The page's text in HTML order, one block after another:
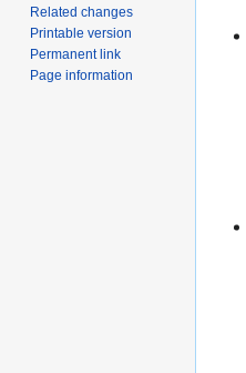
Related changes
Printable version
Permanent link
Page information